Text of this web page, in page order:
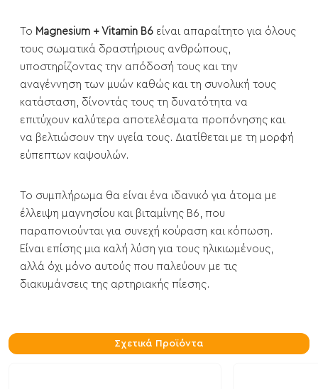
Το Magnesium + Vitamin B6 είναι απαραίτητο για όλους
τους σωματικά δραστήριους ανθρώπους,
υποστηρίζοντας την απόδοσή τους και την
αναγέννηση των μυών καθώς και τη συνολική τους
κατάσταση, δίνοντάς τους τη δυνατότητα να
επιτύχουν καλύτερα αποτελέσματα προπόνησης και
να βελτιώσουν την υγεία τους. Διατίθεται με τη μορφή
εύπεπτων καψουλών.
Το συμπλήρωμα θα είναι ένα ιδανικό για άτομα με
έλλειψη μαγνησίου και βιταμίνης Β6, που
παραπονιούνται για συνεχή κούραση και κόπωση.
Είναι επίσης μια καλή λύση για τους ηλικιωμένους,
αλλά όχι μόνο αυτούς που παλεύουν με τις
διακυμάνσεις της αρτηριακής πίεσης.
Σχετικά Προϊόντα